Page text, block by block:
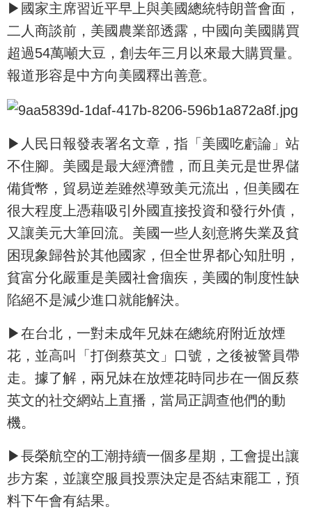
▶國家主席習近平早上與美國總統特朗普會面，
二人商談前，美國農業部透露，中國向美國購買
超過54萬噸大豆，創去年三月以來最大購買量。
報道形容是中方向美國釋出善意。
▶人民日報發表署名文章，指「美國吃虧論」站
不住腳。美國是最大經濟體，而且美元是世界儲
備貨幣，貿易逆差雖然導致美元流出，但美國在
很大程度上憑藉吸引外國直接投資和發行外債，
又讓美元大筆回流。美國一些人刻意將失業及貧
困現象歸咎於其他國家，但全世界都心知肚明，
貧富分化嚴重是美國社會痼疾，美國的制度性缺
陷絕不是減少進口就能解決。
▶在台北，一對未成年兄妹在總統府附近放煙
花，並高叫「打倒蔡英文」口號，之後被警員帶
走。據了解，兩兄妹在放煙花時同步在一個反蔡
英文的社交網站上直播，當局正調查他們的動
機。
▶長榮航空的工潮持續一個多星期，工會提出讓
步方案，並讓空服員投票決定是否結束罷工，預
料下午會有結果。